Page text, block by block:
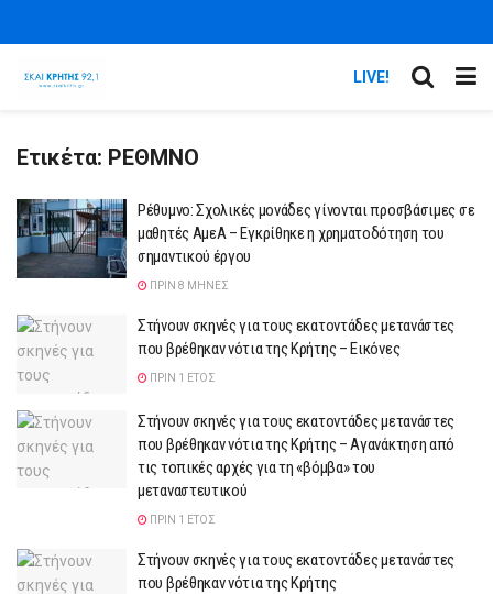
LIVE!
Ετικέτα: ΡΕΘΜΝΟ
Ρέθυμνο: Σχολικές μονάδες γίνονται προσβάσιμες σε
μαθητές ΑμεΑ – Εγκρίθηκε η χρηματοδότηση του
σημαντικού έργου
ΠΡΙΝ 8 ΜΉΝΕΣ
Στήνουν σκηνές για τους εκατοντάδες μετανάστες
που βρέθηκαν νότια της Κρήτης – Εικόνες
ΠΡΙΝ 1 ΈΤΟΣ
Στήνουν σκηνές για τους εκατοντάδες μετανάστες
που βρέθηκαν νότια της Κρήτης – Αγανάκτηση από
τις τοπικές αρχές για τη «βόμβα» του
μεταναστευτικού
ΠΡΙΝ 1 ΈΤΟΣ
Στήνουν σκηνές για τους εκατοντάδες μετανάστες
που βρέθηκαν νότια της Κρήτης